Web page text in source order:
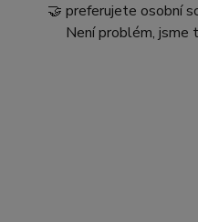
🤝 preferujete osobní
Není problém, jsme